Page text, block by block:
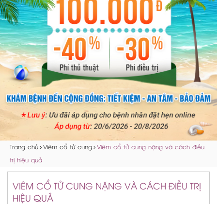
Trang chủ Viêm cổ tử cung Viêm cổ tử cung nặng và cách điều
trị hiệu quả
VIÊM CỔ TỬ CUNG NẶNG VÀ CÁCH ĐIỀU TRỊ
HIỆU QUẢ